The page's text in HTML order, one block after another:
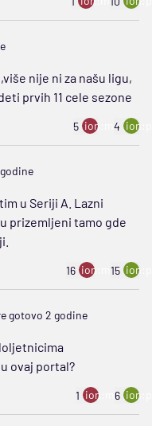
nije ni za našu ligu,
prvih 11 cele sezone
5 ion:minus
4
u Seriji A. Lazni
prizemljeni tamo gde
16 ion:minus
15
gotovo 2 godine
ovaj portal?
1 ion:minus
6